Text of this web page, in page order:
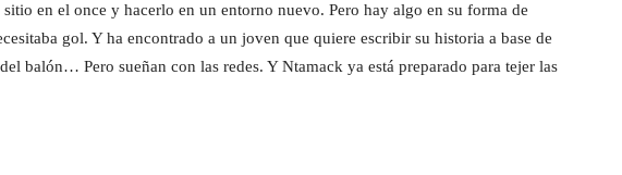
en el once y hacerlo en un entorno nuevo. Pero hay algo en su forma de
gol. Y ha encontrado a un joven que quiere escribir su historia a base de
balón… Pero sueñan con las redes. Y Ntamack ya está preparado para tejer las